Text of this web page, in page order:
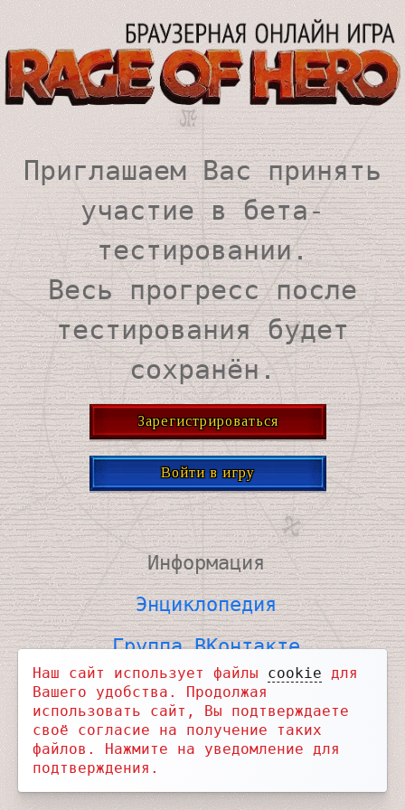
Приглашаем Вас принять
участие в бета-
тестировании.
Весь прогресс после
тестирования будет
сохранён.
Зарегистрироваться
Войти в игру
Информация
Энциклопедия
Группа ВКонтакте
ВКонтакте для связи
Telegram Новости
Telegram Чат
Наш сайт использует файлы cookie для
Вашего удобства. Продолжая
использовать сайт, Вы подтверждаете
своё согласие на получение таких
файлов. Нажмите на уведомление для
подтверждения.